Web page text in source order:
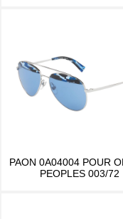
PAON 0A04004 POUR
PEOPLES 003/72